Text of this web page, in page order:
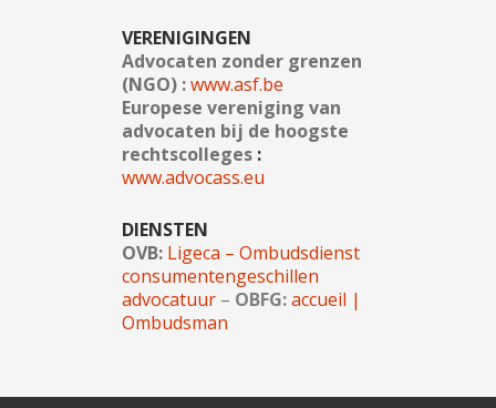
VERENIGINGEN
Advocaten zonder grenzen
(NGO) :www.asf.be
Europese vereniging van
advocaten bij de hoogste
rechtscolleges :
www.advocass.eu
DIENSTEN
OVB: Ligeca – Ombudsdienst
consumentengeschillen
advocatuur – OBFG:accueil |
Ombudsman